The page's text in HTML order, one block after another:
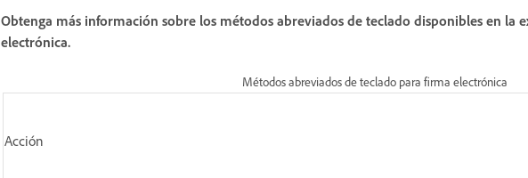
Obtenga más información sobre los métodos abreviados de teclado disponibles en la
electrónica.
Métodos abreviados de teclado para firma electrónica
Acción